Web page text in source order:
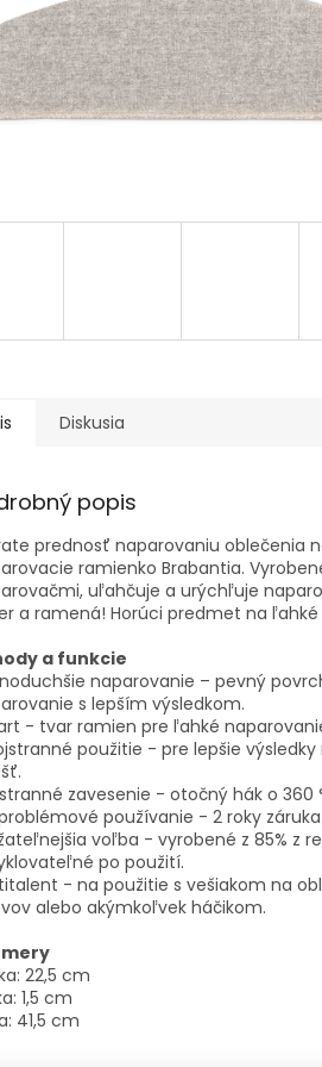
Diskusia
popis
prednosť naparovaniu oblečenia
ramienko Brabantia.
uľahčuje a urýchľuje
a ramená! Horúci predmet na ľahké
a funkcie
naparovanie – pevný
s lepším výsledkom.
- tvar ramien pre ľahké
použitie - pre lepšie
zavesenie - otočný hák o 360
používanie - 2 roky záruka.
voľba - vyrobené z 85% z
po použití.
- na použitie s vešiakom na
alebo akýmkoľvek háčikom.
22,5 cm
1,5 cm
41,5 cm